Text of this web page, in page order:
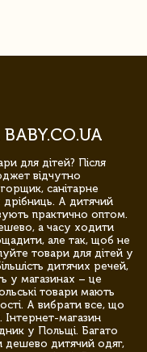
для дітей? Після
відчутно
санітарне
дрібниць. А дитячий
практично оптом.
а часу ходити
але так, щоб не
товари для дітей у
дитячих речей,
у магазинах – це
товари мають
А вибрати все, що
магазин
у Польщі. Багато
дешево дитячий одяг,